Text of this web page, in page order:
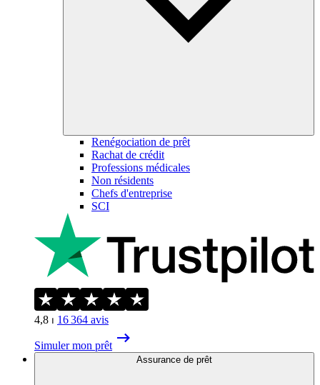
Renégociation de prêt
Rachat de crédit
Professions médicales
Non résidents
Chefs d'entreprise
SCI
4,8 ⏐ 16 364 avis
Simuler mon prêt
Assurance de prêt